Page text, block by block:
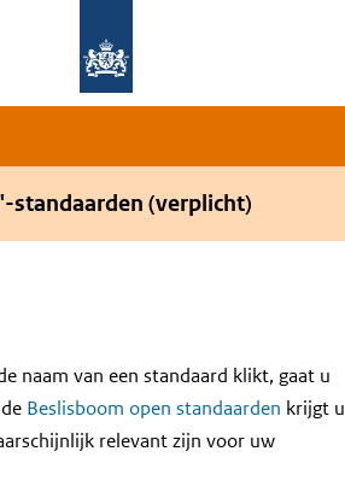
standaarden (verplicht)
naam van een standaard klikt, gaat u
Beslisboom open standaarden krijgt u
relevant zijn voor uw